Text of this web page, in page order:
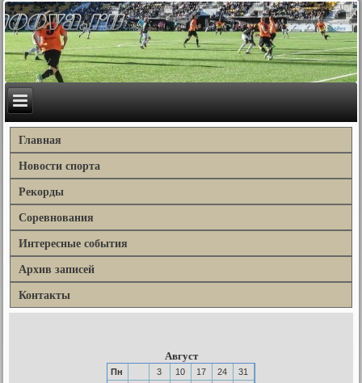
Главная
Новости спорта
Рекорды
Соревнования
Интересные события
Архив записей
Контакты
Август
Пн 3 10 17 24
31